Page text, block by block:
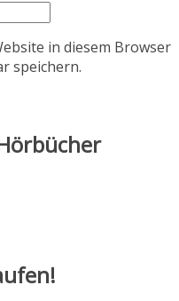
in diesem Browser
speichern.